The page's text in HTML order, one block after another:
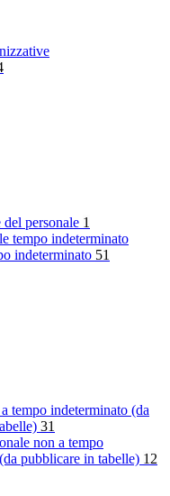
personale 1
tempo indeterminato
indeterminato 51
tempo indeterminato (da
31
non a tempo
pubblicare in tabelle) 12